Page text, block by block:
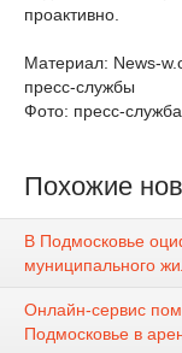
проактивно.
Материал: News-
пресс-службы
Фото: пресс-служба
Похожие
В Подмосковье
муниципального
Онлайн-сервис
Подмосковье в